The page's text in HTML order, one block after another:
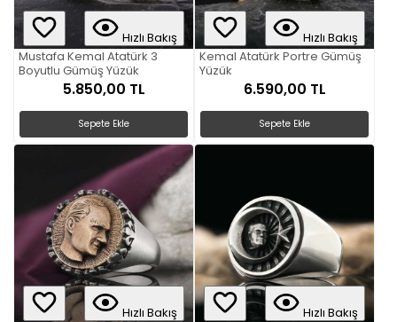
Hızlı Bakış
Mustafa Kemal Atatürk 3
Boyutlu Gümüş Yüzük
5.850,00 TL
Sepete Ekle
Hızlı Bakış
Kemal Atatürk Portre Gümüş
Yüzük
6.590,00 TL
Sepete Ekle
Hızlı Bakış
Hızlı Bakış